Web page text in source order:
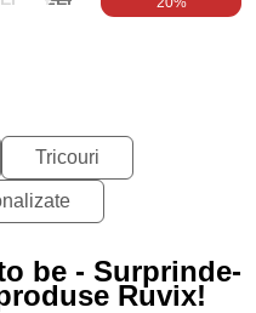
Tricouri
be - Surprinde-
Ruvix!